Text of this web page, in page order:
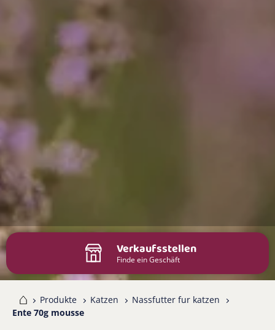
Verkaufsstellen
Finde ein Geschäft
Produkte Katzen
Nassfutter fur katzen
Ente 70g mousse